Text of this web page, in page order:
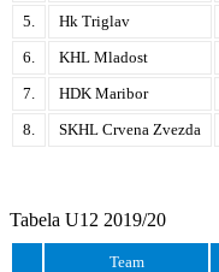
5.
Hk Triglav
6.
KHL Mladost
7.
HDK Maribor
8.
SKHL Crvena Zvezda
Tabela U12 2019/20
Team